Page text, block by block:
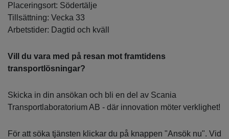
Placeringsort: Södertälje
Tillsättning: Vecka 33
Arbetstider: Dagtid och kväll
Vill du vara med på resan mot framtidens
transportlösningar?
Skicka in din ansökan och bli en del av Scania
Transportlaboratorium AB - där innovation möter verklighet!
För att söka tjänsten klickar du på knappen "Ansök nu". Vid